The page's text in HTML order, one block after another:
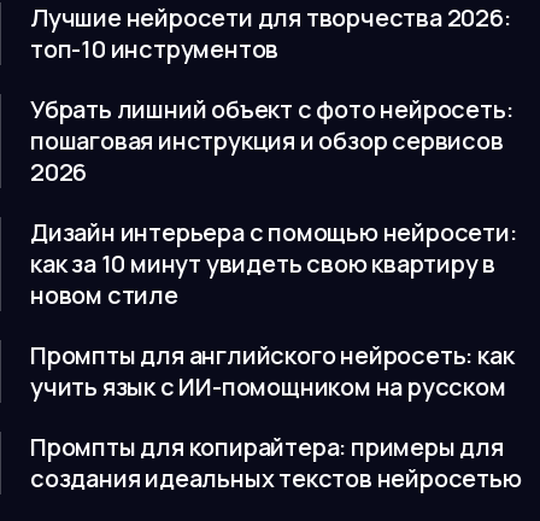
Лучшие нейросети для творчества 2026:
топ-10 инструментов
Убрать лишний объект с фото нейросеть:
пошаговая инструкция и обзор сервисов
2026
Дизайн интерьера с помощью нейросети:
как за 10 минут увидеть свою квартиру в
новом стиле
Промпты для английского нейросеть: как
учить язык с ИИ-помощником на русском
Промпты для копирайтера: примеры для
создания идеальных текстов нейросетью